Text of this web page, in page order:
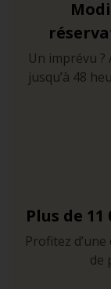
Un imprévu
jusqu’à 48
Plus de
Profitez
de